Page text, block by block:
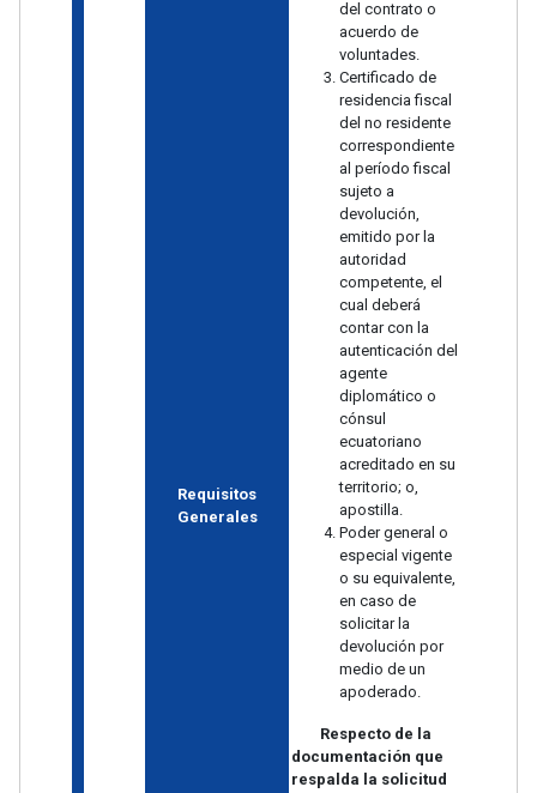
Requisitos
Generales
del contrato o
acuerdo de
voluntades.
Certificado de
residencia fiscal
del no residente
correspondiente
al período fiscal
sujeto a
devolución,
emitido por la
autoridad
competente, el
cual deberá
contar con la
autenticación del
agente
diplomático o
cónsul
ecuatoriano
acreditado en su
territorio; o,
apostilla.
Poder general o
especial vigente
o su equivalente,
en caso de
solicitar la
devolución por
medio de un
apoderado.
Respecto de la
documentación que
respalda la solicitud